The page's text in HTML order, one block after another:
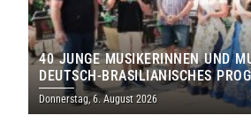
40 JUNGE MUSIKERINNEN UND
DEUTSCH-BRASILIANISCHES
THOLEY
Donnerstag, 6. August 2026